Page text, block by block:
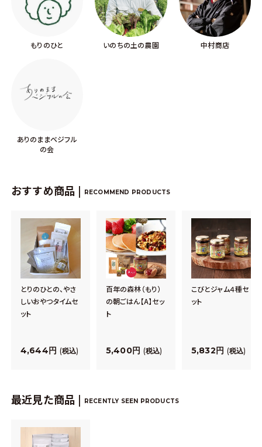
もりのひと いのちの土の農園 中村商店
ありのままベジフル
の会
おすすめ商品 | RECOMMEND PRODUCTS
とりのひとの、やさ
しいおやつタイムセ
ット
4,644 税込
百年の森林（もり）
の朝ごはん【A】セッ
ト
5,400 税込
こびとジャム４種セ
ット
5,832 税込
最近見た商品 | RECENTLY SEEN PRODUCTS